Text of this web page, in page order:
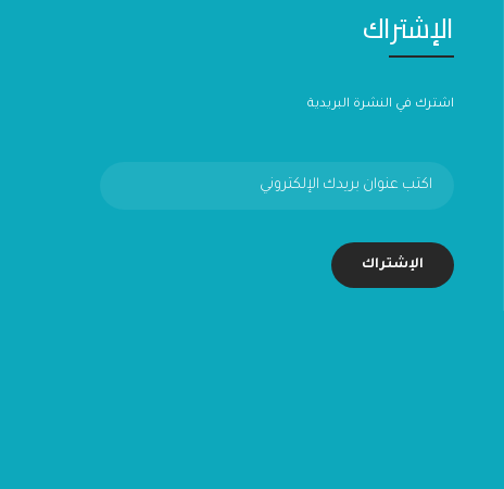
الإشتراك
اشترك في النشرة البريدية